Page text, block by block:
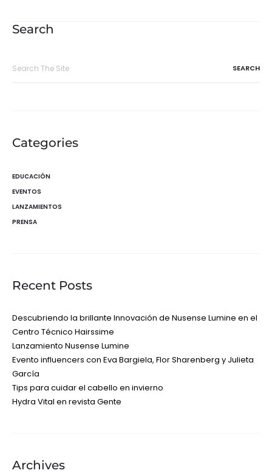
entradas
Search
Categories
EDUCACIÓN
EVENTOS
LANZAMIENTOS
PRENSA
Recent Posts
Descubriendo la brillante Innovación de Nusense Lumine en el
Centro Técnico Hairssime
Lanzamiento Nusense Lumine
Evento influencers con Eva Bargiela, Flor Sharenberg y Julieta
García
Tips para cuidar el cabello en invierno
Hydra Vital en revista Gente
Archives